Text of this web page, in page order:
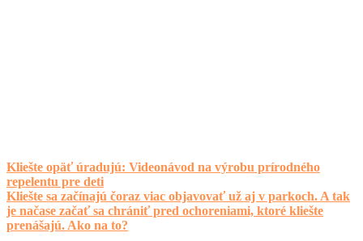
Kliešte opäť úradujú: Videonávod na výrobu prírodného
repelentu pre deti
Kliešte sa začínajú čoraz viac objavovať už aj v parkoch. A tak
je načase začať sa chrániť pred ochoreniami, ktoré kliešte
prenášajú. Ako na to?